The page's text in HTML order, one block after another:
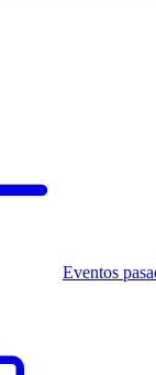
Eventos